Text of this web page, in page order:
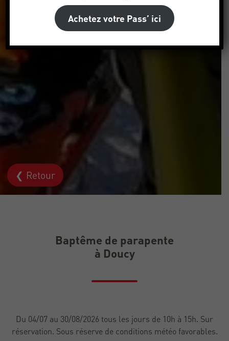
❮ Retour
Baptême de parapente
à Doucy
Du 04/07 au 30/08/2026 tous les jours de 10h à 15h. Sur
réservation. Sous réserve de conditions météo favorables.
Achetez votre Pass’ ici